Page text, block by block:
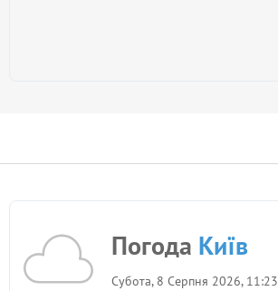
Погода Київ
Субота, 8 Серпня 2026, 11:23